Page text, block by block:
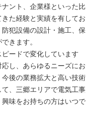
ント、企業様といった比
た経験と実績を有してお
犯設備の設計・施工、保
きます。
ードで変化しています
し、あらゆるニーズにお
後の業務拡大と高い技術
、 三郷エリアで電気工事
味をお持ちの方はいつで